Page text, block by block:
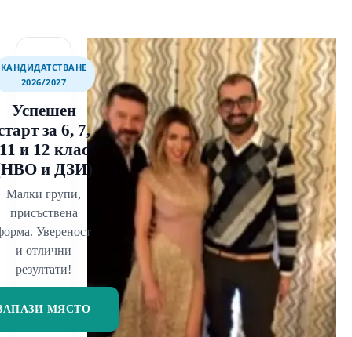
КАНДИДАТСТВАНЕ
2026/2027
Успешен
за 6, 7,
и 12 клас
и ДЗИ)
Малки групи,
присъствена
Увереност
и отлични
резултати!
МЯСТО